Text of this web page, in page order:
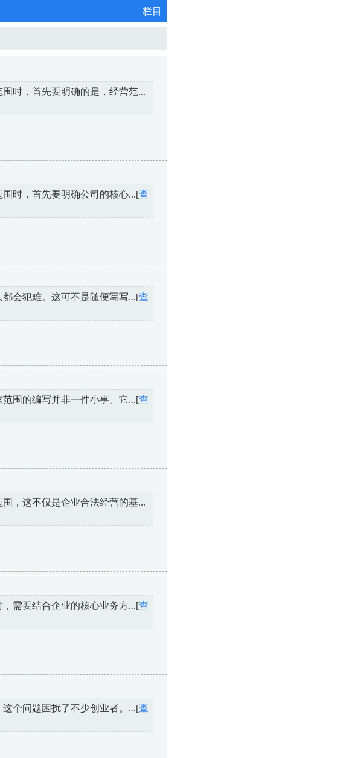
栏目
时，首先要明确的是，经营范...
时，首先要明确公司的核心...[查
会犯难。这可不是随便写写...[查
围的编写并非一件小事。它...[查
，这不仅是企业合法经营的基...
需要结合企业的核心业务方...[查
个问题困扰了不少创业者。...[查